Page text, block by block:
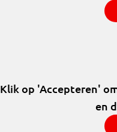
Klik op 'Accepteren'
en